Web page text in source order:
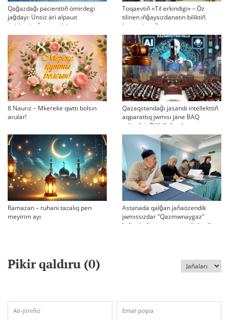
Qağazdağı pacienttiñ ömirdegi
jağdayı: Ünsiz äri alpauıt
epidemiyağa qarsı küreste
qazaqstandıq ABB-nıñ qauqarı
men kemşiligi
Toqaevtıñ «Til erkindigi» – Öz
tilinen ıñğaysızdanatın biliktiñ
beynesi me?
8 Naurız – Mkereke qwttı bolsın
arular!
Qazaqstandağı jasandı intellekttiñ
aqparattıq jwmısı jäne BAQ
erkindigi: Bilik JI-di şekteu
sayasatın qolğa ala ma?
Ramazan – ruhani tazalıq pen
meyirim ayı
Astanada qalğan jañaözendik
jwmıssızdar "Qazmwnaygaz"
kelissözdi toqtatıp tastadı deydi
Pikir qaldıru (0)